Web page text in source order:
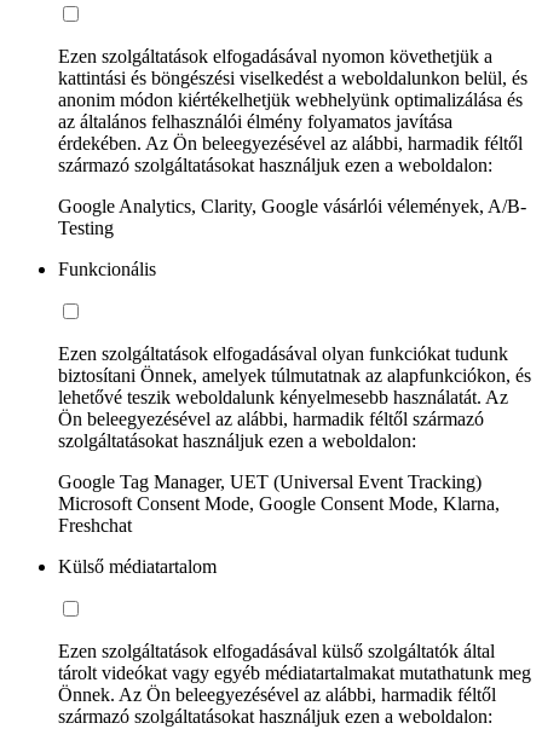
Ezen szolgáltatások elfogadásával nyomon követhetjük a
kattintási és böngészési viselkedést a weboldalunkon belül, és
anonim módon kiértékelhetjük webhelyünk optimalizálása és
az általános felhasználói élmény folyamatos javítása
érdekében. Az Ön beleegyezésével az alábbi, harmadik féltől
származó szolgáltatásokat használjuk ezen a weboldalon:
Google Analytics, Clarity, Google vásárlói vélemények, A/B-
Testing
Funkcionális
Ezen szolgáltatások elfogadásával olyan funkciókat tudunk
biztosítani Önnek, amelyek túlmutatnak az alapfunkciókon, és
lehetővé teszik weboldalunk kényelmesebb használatát. Az
Ön beleegyezésével az alábbi, harmadik féltől származó
szolgáltatásokat használjuk ezen a weboldalon:
Google Tag Manager, UET (Universal Event Tracking)
Microsoft Consent Mode, Google Consent Mode, Klarna,
Freshchat
Külső médiatartalom
Ezen szolgáltatások elfogadásával külső szolgáltatók által
tárolt videókat vagy egyéb médiatartalmakat mutathatunk meg
Önnek. Az Ön beleegyezésével az alábbi, harmadik féltől
származó szolgáltatásokat használjuk ezen a weboldalon: